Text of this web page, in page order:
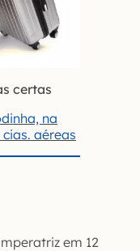
certas
na
aéreas
em 12